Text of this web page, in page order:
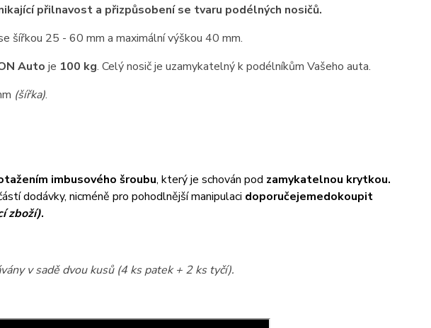
přilnavost a přizpůsobení se tvaru podélných nosičů.
šířkou 25 - 60 mm a maximální výškou 40 mm.
Auto je 100 kg. Celý nosič je uzamykatelný k podélníkům Vašeho auta.
(šířka).
imbusového šroubu, který je schován pod zamykatelnou krytkou.
dodávky, nicméně pro pohodlnější manipulaci doporučejemedokoupit
zboží).
v sadě dvou kusů (4 ks patek + 2 ks tyčí).